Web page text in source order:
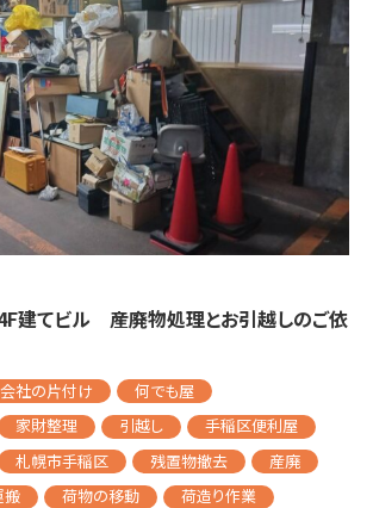
建てビル 産廃物処理とお引越しのご依
会社の片付け
何でも屋
家財整理 引越し
手稲区便利屋
札幌市手稲区 残置物撤去
産廃
搬
荷物の移動
荷造り作業